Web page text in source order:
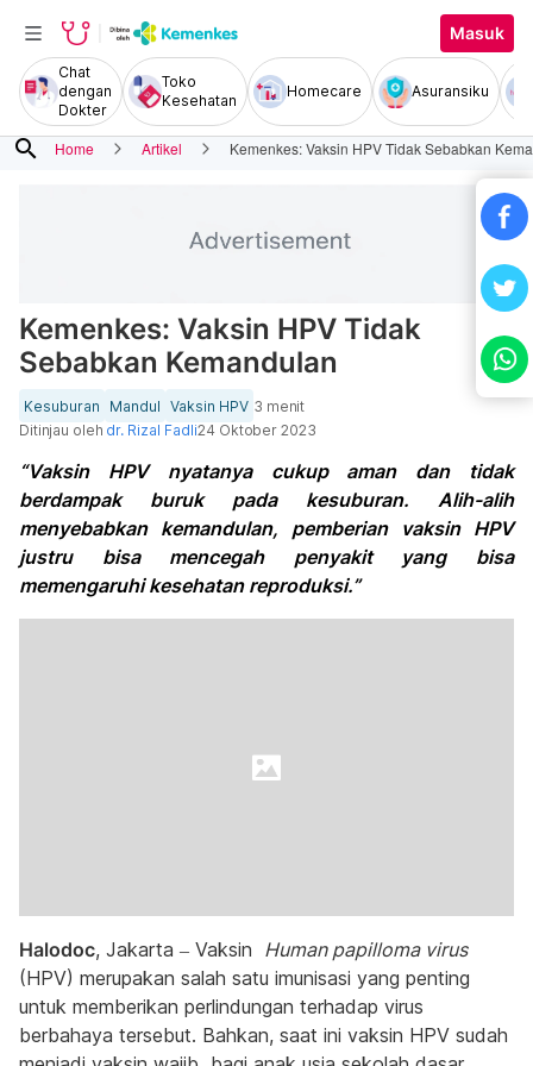
Masuk
Chat
dengan
Dokter
Toko
Kesehatan
Homecare Asuransiku
search Home Artikel Kemenkes: Vaksin HPV Tidak Sebabkan
Kemenkes: Vaksin HPV Tidak
Sebabkan Kemandulan
Kesuburan Mandul Vaksin HPV 3 menit
Ditinjau oleh dr. Rizal Fadli24 Oktober 2023
“Vaksin HPV nyatanya cukup aman dan tidak
berdampak buruk pada kesuburan. Alih-alih
menyebabkan kemandulan, pemberian vaksin HPV
justru bisa mencegah penyakit yang bisa
memengaruhi kesehatan reproduksi.”
Halodoc, Jakarta – Vaksin Human papilloma virus
(HPV) merupakan salah satu imunisasi yang penting
untuk memberikan perlindungan terhadap virus
berbahaya tersebut. Bahkan, saat ini vaksin HPV sudah